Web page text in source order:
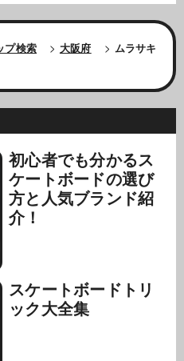
プ検索 > 大阪府 > ムラサキ
初心者でも分かるス
ケートボードの選び
方と人気ブランド紹
介！
スケートボードトリ
ック大全集